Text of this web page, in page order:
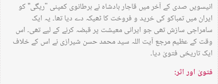
انیسویں صدی کے آخر میں قاجار بادشاہ نے برطانوی کمپنی "ریگی” کو
ایران میں تمباکو کی خرید و فروخت کا ٹھیکہ دے دیا تھا۔ یہ ایک
سامراجی سازش تھی جو ایرانی معیشت پر قبضہ کرنے کے لیے تھی۔ اس
وقت کے عظیم مرجع آیت اللہ سید محمد حسن شیرازی نے اس کے خلاف
ایک تاریخی فتویٰ دیا۔
فتویٰ اور اثر: